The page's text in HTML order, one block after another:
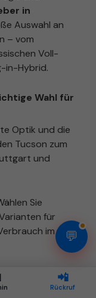
in
Auswahl an
– vom
Voll-
in-Hybrid.
Wahl für
Optik und die
Tucson zum
und
Sie
für
im
Familie im
📲
Rückruf
💬